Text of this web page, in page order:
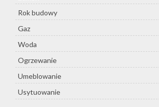
Rok budowy
Gaz
Woda
Ogrzewanie
Umeblowanie
Usytuowanie